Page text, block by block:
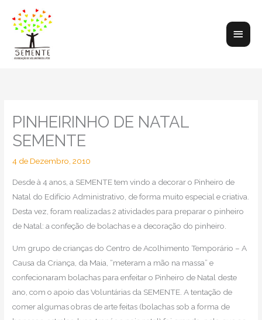
content
Main
PINHEIRINHO DE NATAL
SEMENTE
4 de Dezembro, 2010
Desde à 4 anos, a SEMENTE tem vindo a decorar o Pinheiro de
Natal do Edifício Administrativo, de forma muito especial e criativa.
Desta vez, foram realizadas 2 atividades para preparar o pinheiro
de Natal: a confeção de bolachas e a decoração do pinheiro.
Um grupo de crianças do Centro de Acolhimento Temporário – A
Causa da Criança, da Maia, “meteram a mão na massa” e
confecionaram bolachas para enfeitar o Pinheiro de Natal deste
ano, com o apoio das Voluntárias da SEMENTE. A tentação de
comer algumas obras de arte feitas (bolachas sob a forma de